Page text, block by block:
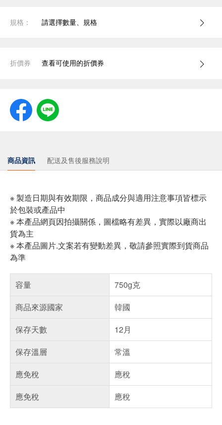
規格： 請選擇數量、規格
折價券 查看可使用的折價券
商品資訊 配送及售後服務說明
※ 製造日期與有效期限，商品成分與適用注意事項皆標示
於包裝或產品中
※ 本產品網頁因拍攝關係，圖檔略有差異，實際以廠商出
貨為主
※ 本產品圖片.文案若有變動差異，敬請參照實際到貨商品
為準
容量
750g克
商品來源國家
韓國
保存天數
12月
保存溫層
常溫
應免稅
應稅
應免稅
應稅